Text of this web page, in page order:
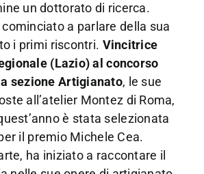
un dottorato di ricerca.
a parlare della sua
i primi riscontri. Vincitrice
(Lazio) al concorso
sezione Artigianato, le sue
all’atelier Montez di Roma,
è stata selezionata
il premio Michele Cea.
ha iniziato a raccontare il